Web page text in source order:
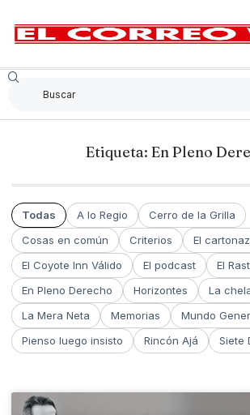
Etiqueta: En Pleno
Todas A lo Regio
Cerro de la Grilla
Cosas en común
Criterios
El
El Coyote Inn Válido
El podcast
El
En Pleno Derecho
Horizontes
La
La Mera Neta
Memorias
Mundo
Pienso luego insisto
Rincón Ajá Siete